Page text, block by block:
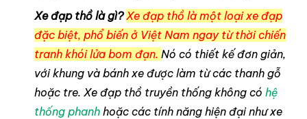
Xe đạp thồ là gì? Xe đạp thồ là một loại xe đạp
đặc biệt, phổ biến ở Việt Nam ngay từ thời chiến
tranh khói lửa bom đạn. Nó có thiết kế đơn giản,
với khung và bánh xe được làm từ các thanh gỗ
hoặc tre. Xe đạp thồ truyền thống không có hệ
thống phanh hoặc các tính năng hiện đại như xe